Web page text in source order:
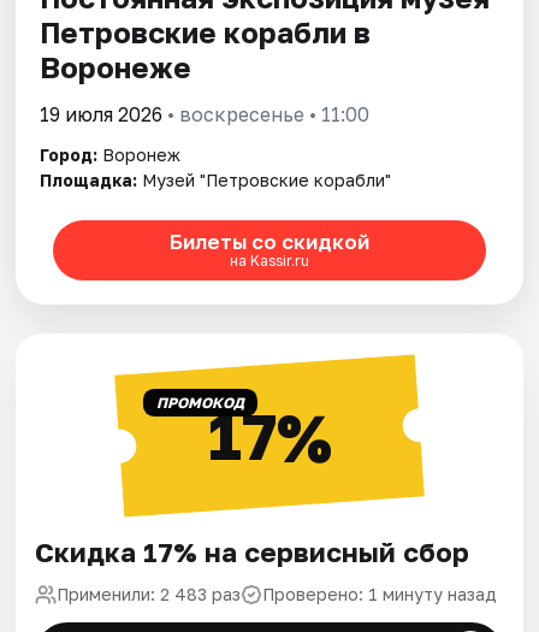
Площадки
Артисты
Рейтинги
Петровские корабли в
Воронеже
19 июля 2026 • воскресенье • 11:00
Город: Воронеж
Площадка: Музей "Петровские корабли"
Билеты со скидкой
на Kassir.ru
ПРОМОКОД17%
Скидка 17% на сервисный сбор
Применили: 2 483 раз Проверено: 1 минуту назад